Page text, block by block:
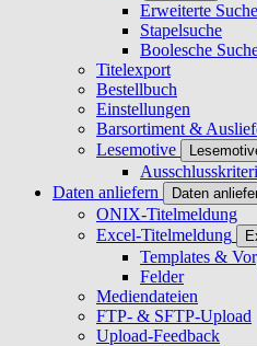
Erweiterte Suche
Stapelsuche
Boolesche
Titelexport
Bestellbuch
Einstellungen
Barsortiment &
Lesemotive
Daten anliefern
Daten
ONIX-Titelmeldung
Excel-Titelmeldung
Templates &
Felder
Mediendateien
FTP- & SFTP-Upload
Upload-Feedback